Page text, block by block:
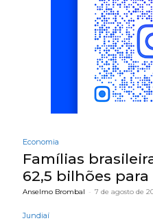
Economia
Famílias
62,5 bilhões
Anselmo Brombal - 7 de agosto de
Jundiaí